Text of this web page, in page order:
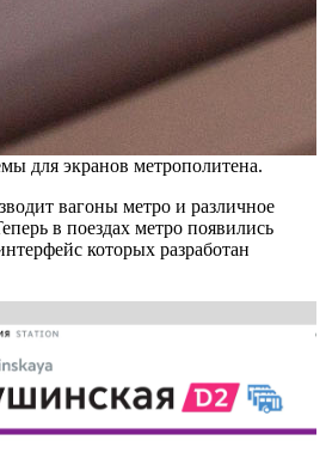
для экранов метрополитена.
вагоны метро и различное
в поездах метро появились
которых разработан